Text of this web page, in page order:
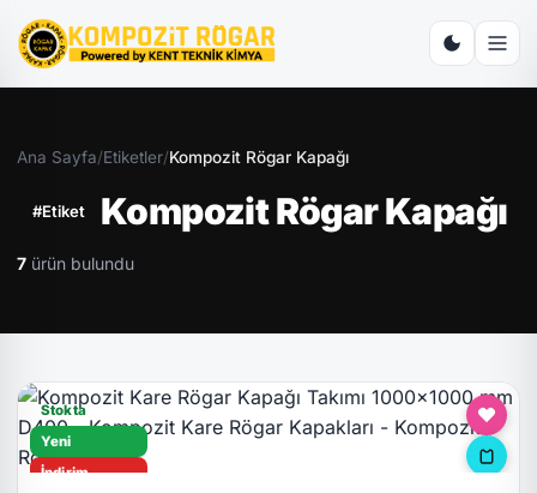
Ana Sayfa/Etiketler/Kompozit Rögar Kapağı
#Etiket Kompozit Rögar Kapağı
7 ürün bulundu
Stokta
Yeni
İndirim